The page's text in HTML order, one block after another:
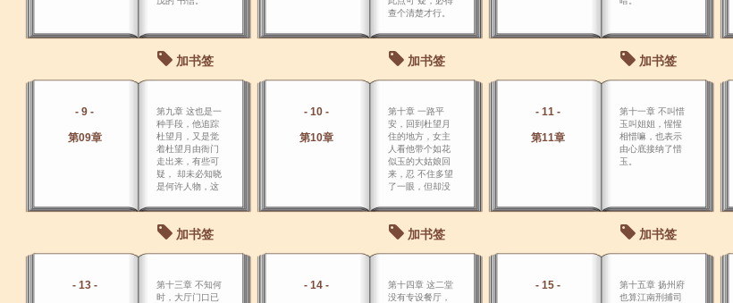
加书签
查个清楚才行。
加书签 加书签
- 9 -
第09章
第九章 这也是一
种手段，他追踪
杜望月，又是觉
着杜望月由衙门
走出来，有些可
疑， 却未必知晓
是何许人物，这
打了就跑。
加书签
- 10 -
第10章
第十章 一路平
安，回到杜望月
住的地方，女主
人看他带个如花
似玉的大姑娘回
来，忍 不住多望
了一眼，但却没
饭菜加成双份，
也烧了两盆洗澡
水。 加书签
- 11 -
第11章
第十一章 不叫惜
玉叫姐姐，惺惺
相惜嘛，也表示
由心底接纳了惜
玉。
加书签
- 13 -
第十三章 不知何
时，大厅门口已
- 14 -
第十四章 这二堂
没有专设餐厅，
- 15 -
第十五章 扬州府
也算江南刑捕司